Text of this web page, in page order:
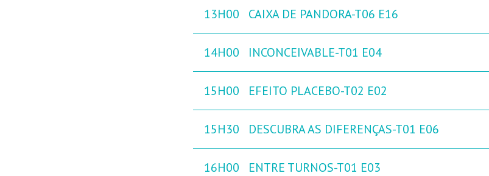
13H00 CAIXA DE PANDORA-T06 E16
14H00 INCONCEIVABLE-T01 E04
15H00 EFEITO PLACEBO-T02 E02
15H30 DESCUBRA AS DIFERENÇAS-T01 E06
16H00 ENTRE TURNOS-T01 E03